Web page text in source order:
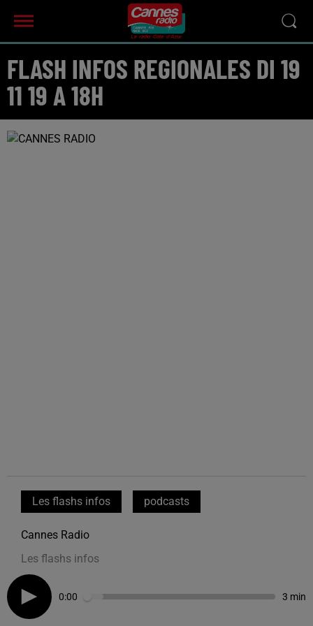
FLASH INFOS REGIONALES DI 19
11 19 A 18H
Les flashs infos podcasts
Cannes Radio
Les flashs infos
0:00 3 min